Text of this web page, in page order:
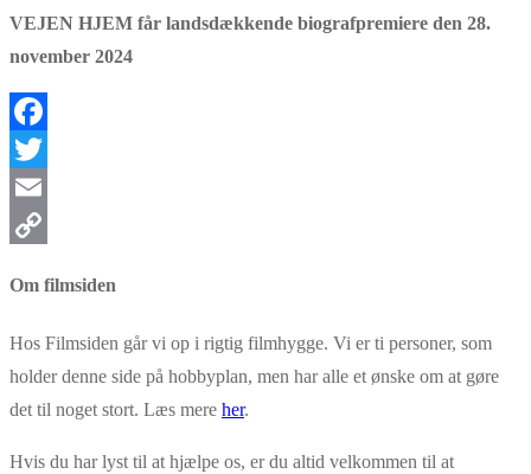
VEJEN HJEM får landsdækkende biografpremiere den 28.
november 2024
Facebook
Twitter
Email
Om filmsiden
Hos Filmsiden går vi op i rigtig filmhygge. Vi er ti personer, som
holder denne side på hobbyplan, men har alle et ønske om at gøre
det til noget stort. Læs mere her.
Hvis du har lyst til at hjælpe os, er du altid velkommen til at